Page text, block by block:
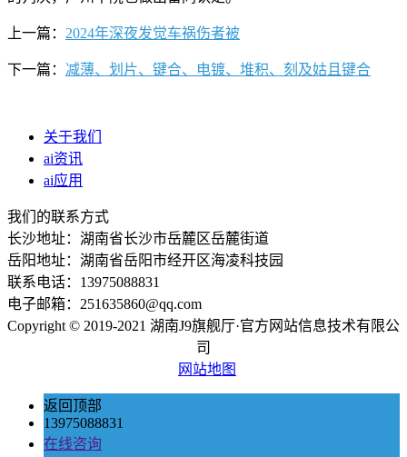
上一篇： 2024年深夜发觉车祸伤者被
下一篇： 减薄、划片、键合、电镀、堆积、刻及姑且键合
关于我们
ai资讯
ai应用
我们的联系方式
长沙地址：湖南省长沙市岳麓区岳麓街道
岳阳地址：湖南省岳阳市经开区海凌科技园
联系电话：13975088831
电子邮箱：251635860@qq.com
Copyright © 2019-2021 湖南J9旗舰厅·官方网站信息技术有限公
司
网站地图
返回顶部
13975088831
在线咨询